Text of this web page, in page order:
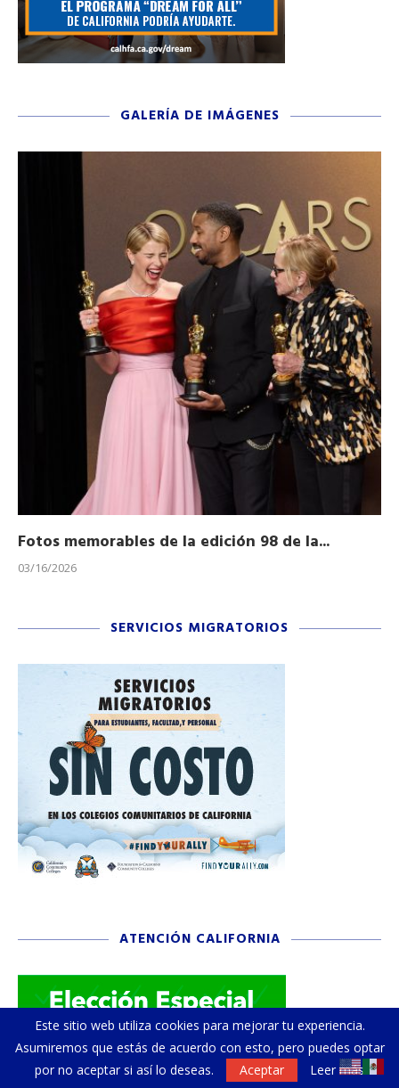
GALERÍA DE IMÁGENES
Fotos memorables de la edición 98 de la...
03/16/2026
SERVICIOS MIGRATORIOS
ATENCIÓN CALIFORNIA
Este sitio web utiliza cookies para mejorar tu experiencia.
Asumiremos que estás de acuerdo con esto, pero puedes optar
por no aceptar si así lo deseas.
Aceptar Leer más